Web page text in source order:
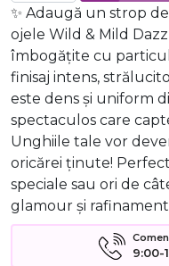
✨ Adaugă un strop
ojele Wild & Mild
îmbogățite cu
finisaj intens,
este dens și uniform
spectaculos care
Unghiile tale vor
oricărei ținute!
speciale sau ori de
glamour și
9:00-